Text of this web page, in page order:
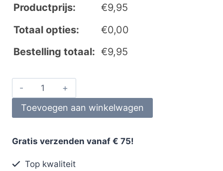
Productprijs: €9,95
Totaal opties:
€0,00
Bestelling totaal: €9,95
Toevoegen aan winkelwagen
Gratis verzenden vanaf € 75!
Top kwaliteit